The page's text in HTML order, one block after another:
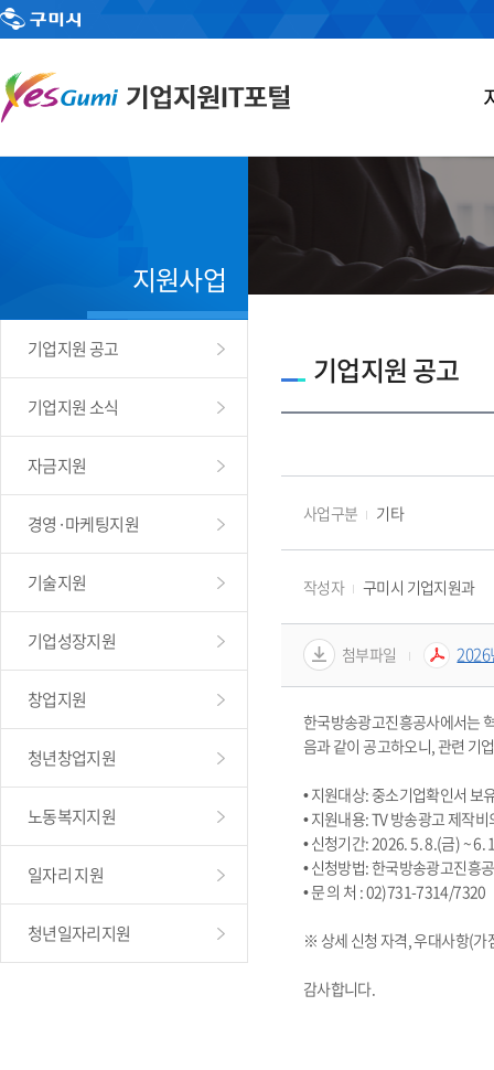
지원사업
기업지원 공고
기업지원 소식
자금지원
경영·마케팅지원
기술지원
기업성장지원
창업지원
청년창업지원
노동복지지원
일자리 지원
청년일자리지원
기업지원 공고
사업구분 기타
작성자 구미시 기업지원과
첨부파일
한국방송광고진흥공사에서는
음과 같이 공고하오니, 관련 기
• 지원대상: 중소기업확인서 보
• 지원내용: TV 방송광고 제작
• 신청기간: 2026. 5. 8.(금) ~ 6.
• 신청방법: 한국방송광고진흥
• 문 의 처 : 02)731-7314/7320
※ 상세 신청 자격, 우대사항(가
감사합니다.